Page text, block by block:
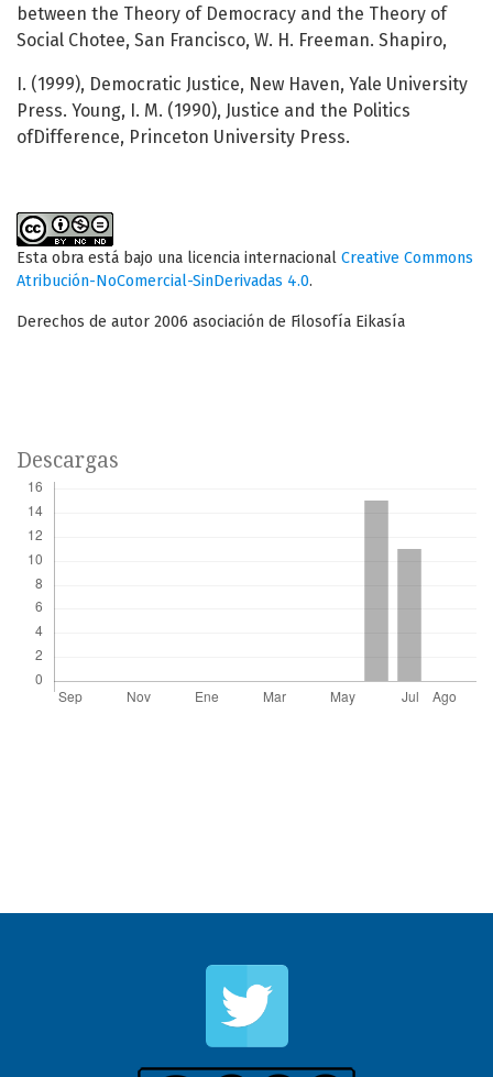
between the Theory of Democracy and the Theory of
Social Chotee, San Francisco, W. H. Freeman. Shapiro,
I. (1999), Democratic Justice, New Haven, Yale University
Press. Young, I. M. (1990), Justice and the Politics
ofDifference, Princeton University Press.
Esta obra está bajo una licencia internacional Creative Commons
Atribución-NoComercial-SinDerivadas 4.0.
Derechos de autor 2006 asociación de Filosofía Eikasía
Descargas